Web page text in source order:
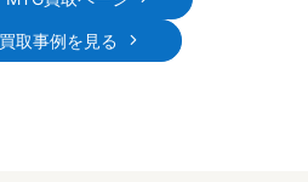
取事例を見る